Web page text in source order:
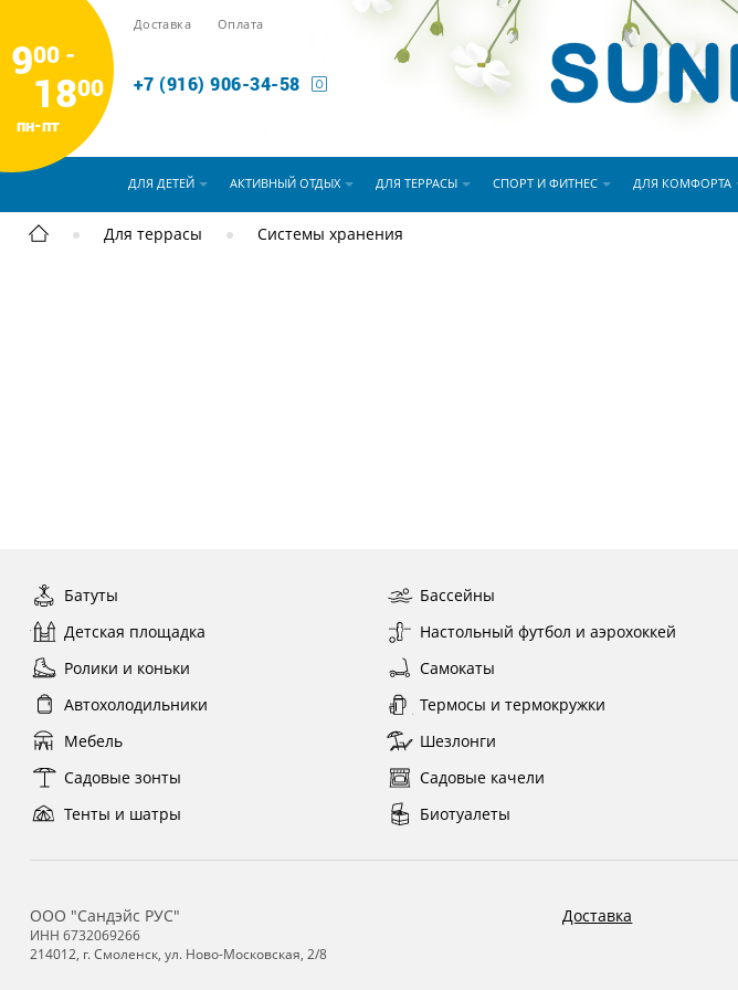
900 -
1800
пн-пт
Доставка Оплата
+7 (916) 906-34-58
ДЛЯ ДЕТЕЙ АКТИВНЫЙ ОТДЫХ ДЛЯ ТЕРРАСЫ СПОРТ И ФИТНЕС ДЛЯ КОМФОРТА
Для террасы Системы хранения
Батуты Бассейны
Детская площадка
Настольный футбол и аэрохоккей
Ролики и коньки
Самокаты
Автохолодильники
Термосы и термокружки
Мебель
Шезлонги
Садовые зонты
Садовые качели
Тенты и шатры
Биотуалеты
ООО "Сандэйс РУС"
ИНН 6732069266
214012, г. Смоленск, ул. Ново-Московская, 2/8
Доставка